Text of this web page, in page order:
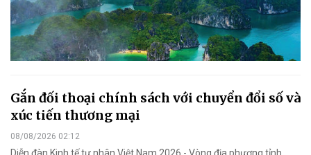
Gắn đối thoại chính sách với chuyển đổi số và
xúc tiến thương mại
08/08/2026 02:12